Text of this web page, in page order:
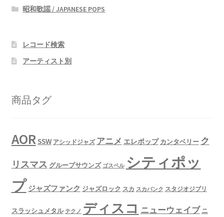
昭和歌謡 / JAPANESE POPS
レコード検索
アーティスト別
商品タグ
AORSSW アシッドジャズ アニメ エレポップ カンタベリー ク
リスマス グループサウンズ ゴスペル シティポッ
プ ジャズファンク ジャズロック スカ スカパンク スタジオジブリ
スラッシュメタル テクノ ディスコ ニューウェイブ ニ